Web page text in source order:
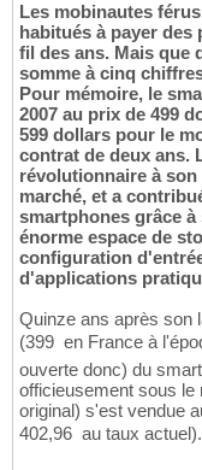
Les mobinautes
habitués à payer des
fil des ans. Mais que
somme à cinq
Pour mémoire, le
2007 au prix de 499
599 dollars pour le
contrat de deux ans.
révolutionnaire à
marché, et a
smartphones grâce
énorme espace de
configuration
d'applications
Quinze ans après son
(399  en France à
ouverte donc) du
officieusement sous le
original) s'est vendue
402,96  au taux actuel).